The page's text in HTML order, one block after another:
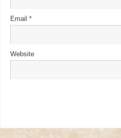
Email *
Website